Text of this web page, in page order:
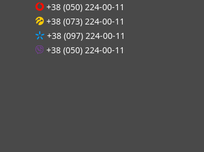
+38 (050) 224-00-11
+38 (073) 224-00-11
+38 (097) 224-00-11
+38 (050) 224-00-11